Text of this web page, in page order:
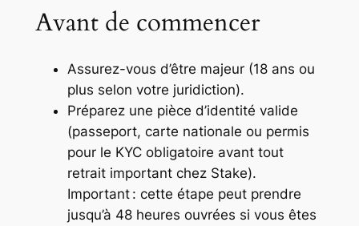
Avant de commencer
Assurez-vous d’être majeur (18 ans ou
plus selon votre juridiction).
Préparez une pièce d’identité valide
(passeport, carte nationale ou permis
pour le KYC obligatoire avant tout
retrait important chez Stake).
Important : cette étape peut prendre
jusqu’à 48 heures ouvrées si vous êtes